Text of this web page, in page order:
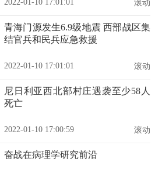
2022-01-10 17:01:01 滚动
青海门源发生6.9级地震 西部战区集
结官兵和民兵应急救援
2022-01-10 17:01:01 滚动
尼日利亚西北部村庄遇袭至少58人
死亡
2022-01-10 17:00:59 滚动
奋战在病理学研究前沿